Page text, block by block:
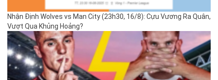
Nhận Định Wolves vs Man City (23h30, 16/8): Cựu Vương Ra Quân,
Vượt Qua Khủng Hoảng?